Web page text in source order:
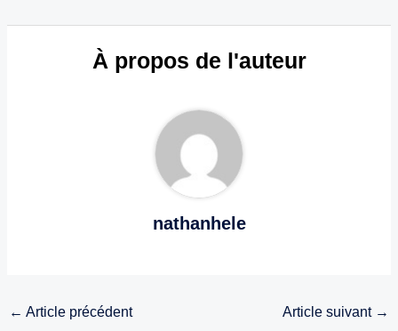
À propos de l'auteur
nathanhele
← Article précédent Article suivant →